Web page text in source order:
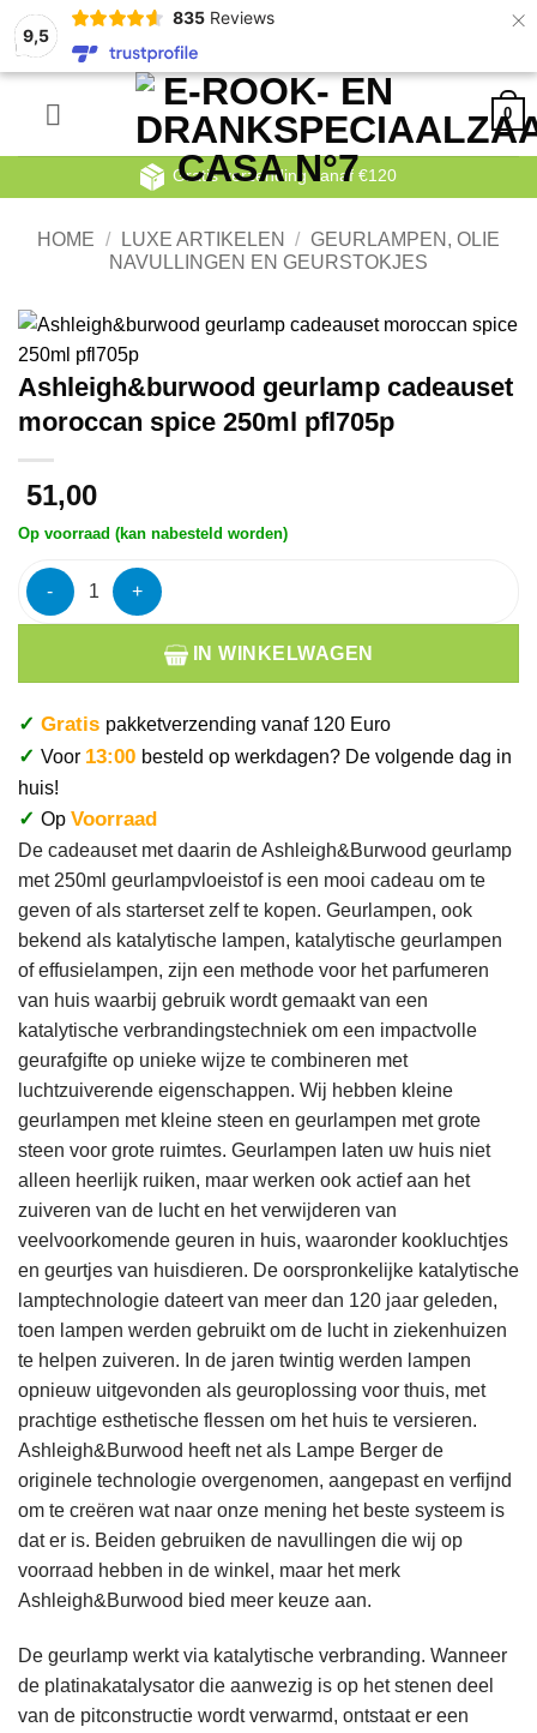
9,5
835 Reviews ×
0
Gratis verzending vanaf €120
HOME / LUXE ARTIKELEN / GEURLAMPEN, OLIE
NAVULLINGEN EN GEURSTOKJES
Ashleigh&burwood geurlamp cadeauset
moroccan spice 250ml pfl705p
51,00
Op voorraad (kan nabesteld worden)
Ashleigh&burwood geurlamp cadeauset moroccan spice
IN WINKELWAGEN
✓ Gratis pakketverzending vanaf 120 Euro
✓ Voor 13:00 besteld op werkdagen? De volgende dag in
huis!
✓ Op Voorraad
De cadeauset met daarin de Ashleigh&Burwood geurlamp
met 250ml geurlampvloeistof is een mooi cadeau om te
geven of als starterset zelf te kopen. Geurlampen, ook
bekend als katalytische lampen, katalytische geurlampen
of effusielampen, zijn een methode voor het parfumeren
van huis waarbij gebruik wordt gemaakt van een
katalytische verbrandingstechniek om een impactvolle
geurafgifte op unieke wijze te combineren met
luchtzuiverende eigenschappen. Wij hebben kleine
geurlampen met kleine steen en geurlampen met grote
steen voor grote ruimtes. Geurlampen laten uw huis niet
alleen heerlijk ruiken, maar werken ook actief aan het
zuiveren van de lucht en het verwijderen van
veelvoorkomende geuren in huis, waaronder kookluchtjes
en geurtjes van huisdieren. De oorspronkelijke katalytische
lamptechnologie dateert van meer dan 120 jaar geleden,
toen lampen werden gebruikt om de lucht in ziekenhuizen
te helpen zuiveren. In de jaren twintig werden lampen
opnieuw uitgevonden als geuroplossing voor thuis, met
prachtige esthetische flessen om het huis te versieren.
Ashleigh&Burwood heeft net als Lampe Berger de
originele technologie overgenomen, aangepast en verfijnd
om te creëren wat naar onze mening het beste systeem is
dat er is. Beiden gebruiken de navullingen die wij op
voorraad hebben in de winkel, maar het merk
Ashleigh&Burwood bied meer keuze aan.
De geurlamp werkt via katalytische verbranding. Wanneer
de platinakatalysator die aanwezig is op het stenen deel
van de pitconstructie wordt verwarmd, ontstaat er een